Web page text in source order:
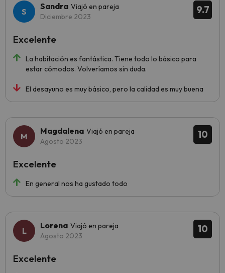
9.7
Sandra Viajó en pareja
Diciembre 2023
La habitación es fantástica. Tiene todo lo básico para
estar cómodos. Volveríamos sin duda.
El desayuno es muy básico, pero la calidad es muy buena
Excelente
10
Magdalena Viajó en pareja
Agosto 2023
En general nos ha gustado todo
Excelente
10
Lorena Viajó en pareja
Agosto 2023
Excelente